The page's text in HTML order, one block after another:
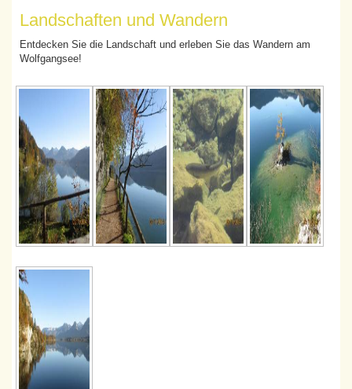
Landschaften und Wandern
Entdecken Sie die Landschaft und erleben Sie das Wandern am
Wolfgangsee!